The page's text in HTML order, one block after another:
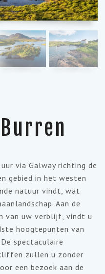
via Galway richting de
gebied in het westen
natuur vindt, wat
Aan de
van uw verblijf, vindt u
hoogtepunten van
De spectaculaire
zullen u zonder
een bezoek aan de